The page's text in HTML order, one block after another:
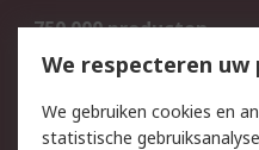
750.000 producten
Bestellen
Track & Trace
We respecteren uw
We gebruiken cookies en
statistische